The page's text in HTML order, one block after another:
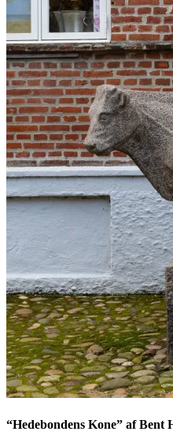
“Hedebondens Kone” af Bent